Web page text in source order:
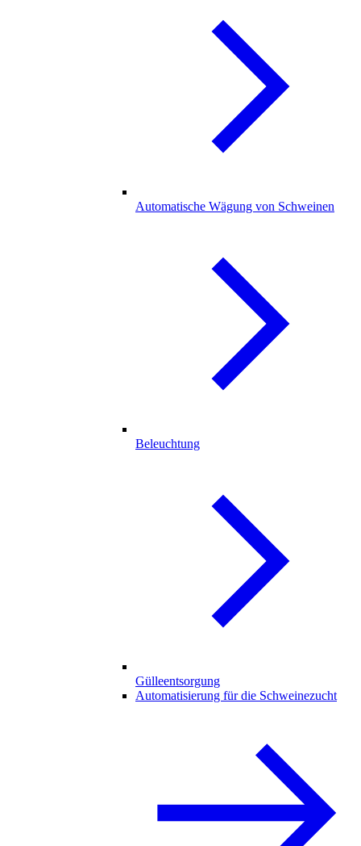
Automatische Wägung von Schweinen
Beleuchtung
Gülleentsorgung
Automatisierung für die Schweinezucht